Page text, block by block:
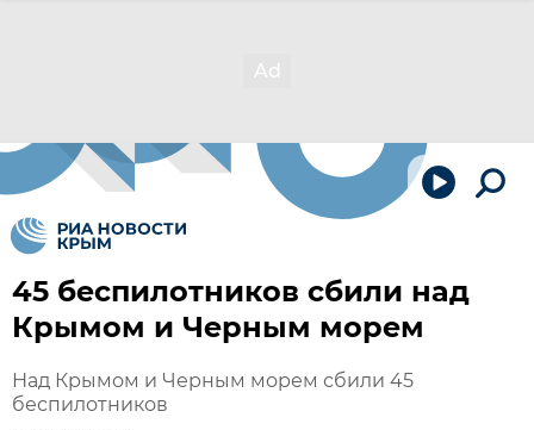
45 беспилотников сбили над
Крымом и Черным морем
Над Крымом и Черным морем сбили 45
беспилотников